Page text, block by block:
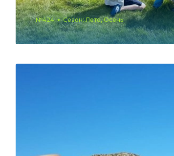
№424 Сезон: Лето, Осень